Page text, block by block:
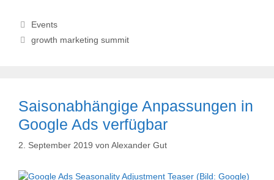
Kategorien
Events
Schlagwörter
growth marketing summit
Saisonabhängige Anpassungen in
Google Ads verfügbar
2. September 2019 von Alexander Gut